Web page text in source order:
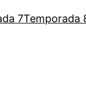
7Temporada